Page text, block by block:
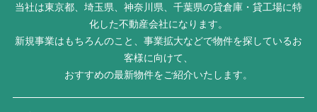
当社は東京都、埼玉県、神奈川県、千葉県の貸倉庫・貸工場に特
化した不動産会社になります。
新規事業はもちろんのこと、事業拡大などで物件を探しているお
客様に向けて、
おすすめの最新物件をご紹介いたします。